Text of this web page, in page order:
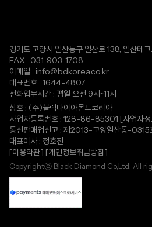
경기도 고양시 일산동구 일산로 138, 일산테
FAX : 031-903-1708
이메일 : info@bdkorea.co.kr
대표번호 : 1644-4807
전화업무시간 : 평일 오전 9시~11시
상호 : (주)블랙다이아몬드코리아
사업자등록번호 : 128-86-85301 [사업자
통신판매업신고 : 제2013-고양일산동-0315
대표이사 : 정호진
[이용약관] [개인정보취급방침]
Copyrightⓒ Black Diamond Co,Ltd. All